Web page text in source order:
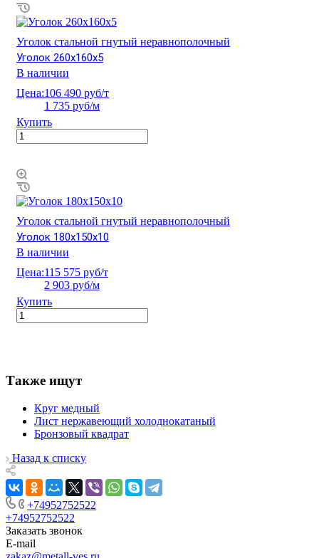
Уголок стальной гнутый неравнополочный
Уголок 260х160х5
В наличии
Цена:106 490 руб/т
1 735 руб/м
Купить
Уголок стальной гнутый неравнополочный
Уголок 180х150х10
В наличии
Цена:115 575 руб/т
2 903 руб/м
Купить
Также ищут
Круг медный
Лист нержавеющий холоднокатаный
Бронзовый квадрат
Назад к списку
+74952752522
+74952752522
Заказать звонок
E-mail